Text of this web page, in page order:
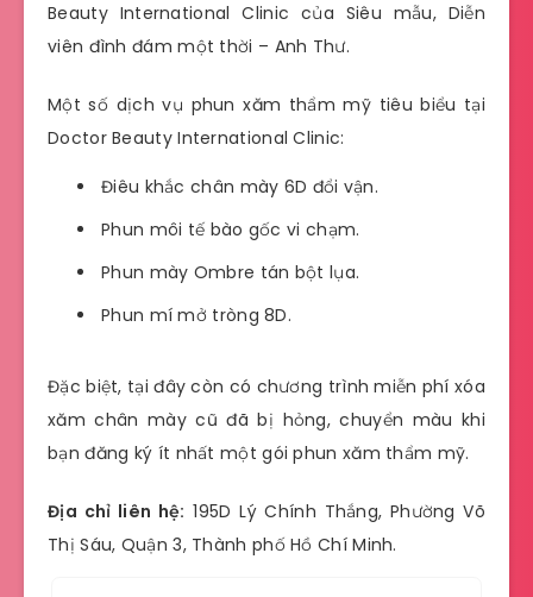
Beauty International Clinic của Siêu mẫu, Diễn
viên đình đám một thời – Anh Thư.
Một số dịch vụ phun xăm thẩm mỹ tiêu biểu tại
Doctor Beauty International Clinic:
Điêu khắc chân mày 6D đổi vận.
Phun môi tế bào gốc vi chạm.
Phun mày Ombre tán bột lụa.
Phun mí mở tròng 8D.
Đặc biệt, tại đây còn có chương trình miễn phí xóa
xăm chân mày cũ đã bị hỏng, chuyển màu khi
bạn đăng ký ít nhất một gói phun xăm thẩm mỹ.
Địa chỉ liên hệ: 195D Lý Chính Thắng, Phường Võ
Thị Sáu, Quận 3, Thành phố Hồ Chí Minh.